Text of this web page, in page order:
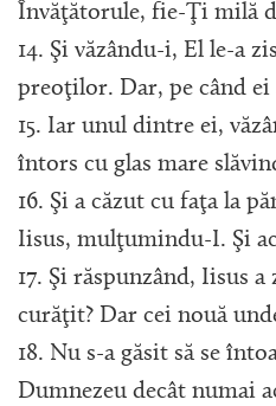
Învăţătorule, fie-Ţi milă
14. Şi văzându-i, El le-a
preoţilor. Dar, pe când ei
15. Iar unul dintre ei,
întors cu glas mare
16. Şi a căzut cu faţa la
Iisus, mulţumindu-I. Şi
17. Şi răspunzând, Iisus a
curăţit? Dar cei nouă
18. Nu s-a găsit să se
Dumnezeu decât numai